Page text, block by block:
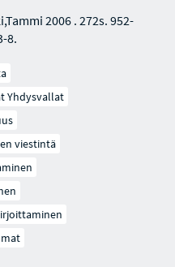
2006 . 272s. 952-
8.
Yhdysvallat
viestintä